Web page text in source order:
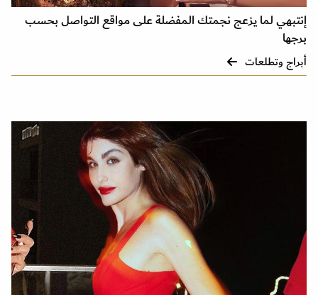
إنتبهي لما يزعج نجمتك المفضلة على مواقع التواصل بحسب
برجها
أبراج وتطلعات